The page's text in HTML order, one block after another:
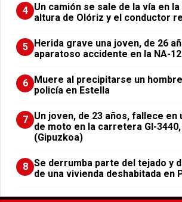
4 Un camión se sale de la vía en la
altura de Olóriz y el conductor
5 Herida grave una joven, de 26
aparatoso accidente en la NA-
6 Muere al precipitarse un
policía en Estella
7 Un joven, de 23 años, fallece en
de moto en la carretera GI-
(Gipuzkoa)
8 Se derrumba parte del tejado y
de una vivienda deshabitada en